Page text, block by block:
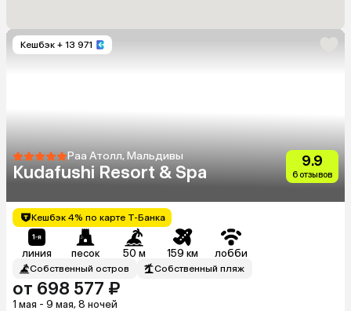
Кешбэк + 13 971
Раа Атолл, Мальдивы
Kudafushi Resort & Spa
9.9
6 отзывов
Кешбэк 4% по карте Т-Банка
линия песок 50 м 159 км лобби
Собственный остров Собственный пляж
от 698 577 ₽
1 мая - 9 мая, 8 ночей